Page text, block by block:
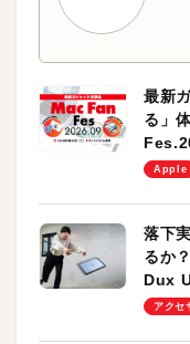
最新
る」
しま
Apple
落下
るか
Dux
のモ
アクセ